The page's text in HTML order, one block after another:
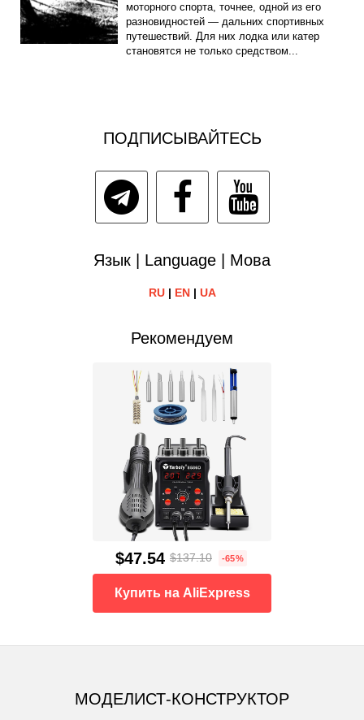
моторного спорта, точнее, одной из его
разновидностей — дальних спортивных
путешествий. Для них лодка или катер
становятся не только средством...
ПОДПИСЫВАЙТЕСЬ
Язык | Language | Мова
RU| EN| UA
Рекомендуем
$47.54 $137.10 -65%
Купить на AliExpress
МОДЕЛИСТ-КОНСТРУКТОР